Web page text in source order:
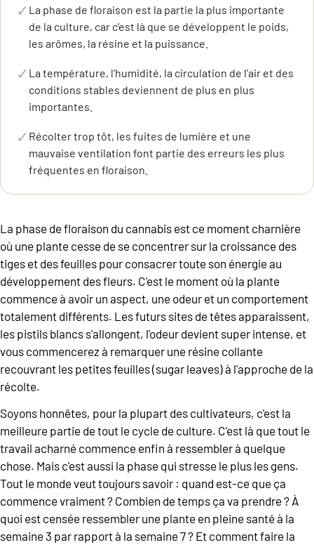
✓ La phase de floraison est la partie la plus importante
de la culture, car c’est là que se développent le poids,
les arômes, la résine et la puissance.
✓ La température, l’humidité, la circulation de l’air et des
conditions stables deviennent de plus en plus
importantes.
✓ Récolter trop tôt, les fuites de lumière et une
mauvaise ventilation font partie des erreurs les plus
fréquentes en floraison.
La phase de floraison du cannabis est ce moment charnière
où une plante cesse de se concentrer sur la croissance des
tiges et des feuilles pour consacrer toute son énergie au
développement des fleurs. C'est le moment où la plante
commence à avoir un aspect, une odeur et un comportement
totalement différents. Les futurs sites de têtes apparaissent,
les pistils blancs s'allongent, l'odeur devient super intense, et
vous commencerez à remarquer une résine collante
recouvrant les petites feuilles (sugar leaves) à l'approche de la
récolte.
Soyons honnêtes, pour la plupart des cultivateurs, c'est la
meilleure partie de tout le cycle de culture. C'est là que tout le
travail acharné commence enfin à ressembler à quelque
chose. Mais c'est aussi la phase qui stresse le plus les gens.
Tout le monde veut toujours savoir : quand est-ce que ça
commence vraiment ? Combien de temps ça va prendre ? À
quoi est censée ressembler une plante en pleine santé à la
semaine 3 par rapport à la semaine 7 ? Et comment faire la